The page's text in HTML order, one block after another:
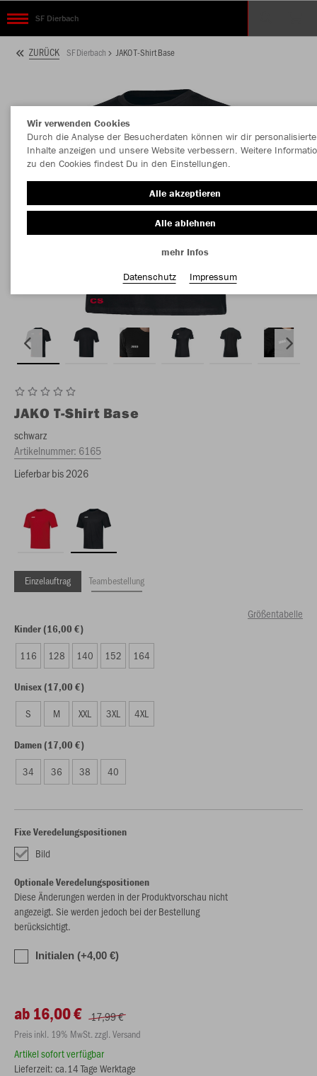
SF Dierbach
ZURÜCK SF Dierbach JAKO T-Shirt Base
JAKO T-Shirt Base
schwarz
Artikelnummer: 6165
Lieferbar bis 2026
Einzelauftrag Teambestellung
Größentabelle
Kinder (16,00 €)
116 128 140 152 164
Unisex (17,00 €)
S M XXL 3XL 4XL
Damen (17,00 €)
34 36 38 40
Fixe Veredelungspositionen
Bild
Optionale Veredelungspositionen
Diese Änderungen werden in der Produktvorschau nicht
angezeigt. Sie werden jedoch bei der Bestellung
berücksichtigt.
Initialen (+4,00 €)
ab 16,00 € 17,99 €
Preis inkl. 19% MwSt. zzgl. Versand
Artikel sofort verfügbar
Lieferzeit: ca.14 Tage Werktage
Wir verwenden Cookies
Durch die Analyse der Besucherdaten können wir dir personalisierte
Inhalte anzeigen und unsere Website verbessern. Weitere
zu den Cookies findest Du in den Einstellungen.
Alle akzeptieren
Alle ablehnen
mehr Infos
Datenschutz
Impressum